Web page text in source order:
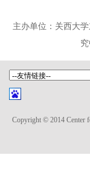
主办单位： 关西大
Copyright © 2014 Center